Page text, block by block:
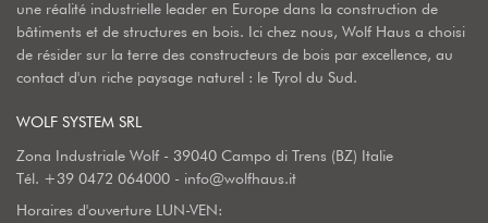
une réalité industrielle leader en Europe dans la construction de
bâtiments et de structures en bois. Ici chez nous, Wolf Haus a choisi
de résider sur la terre des constructeurs de bois par excellence, au
contact d'un riche paysage naturel : le Tyrol du Sud.
WOLF SYSTEM SRL
Zona Industriale Wolf - 39040 Campo di Trens (BZ) Italie
Tél. +39 0472 064000 - info@wolfhaus.it
Horaires d'ouverture LUN-VEN: